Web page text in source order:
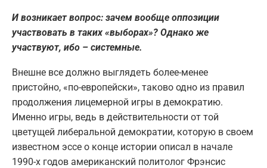
И возникает вопрос: зачем вообще оппозиции
участвовать в таких «выборах»? Однако же
участвуют, ибо – системные.
Внешне все должно выглядеть более-менее
пристойно, «по-европейски», таково одно из правил
продолжения лицемерной игры в демократию.
Именно игры, ведь в действительности от той
цветущей либеральной демократии, которую в своем
известном эссе о конце истории описал в начале
1990-х годов американский политолог Фрэнсис